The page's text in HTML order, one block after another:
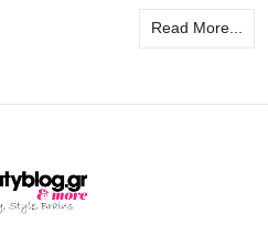
Read More...